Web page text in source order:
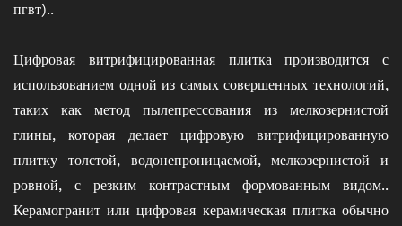
пгвт)..
Цифровая витрифицированная плитка производится с
использованием одной из самых совершенных технологий,
таких как метод пылепрессования из мелкозернистой
глины, которая делает цифровую витрифицированную
плитку толстой, водонепроницаемой, мелкозернистой и
ровной, с резким контрастным формованным видом..
Керамогранит или цифровая керамическая плитка обычно